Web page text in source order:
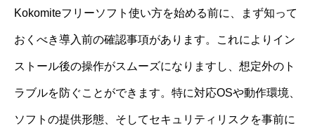
Kokomiteフリーソフト使い方を始める前に、まず知って
おくべき導入前の確認事項があります。これによりイン
ストール後の操作がスムーズになりますし、想定外のト
ラブルを防ぐことができます。特に対応OSや動作環境、
ソフトの提供形態、そしてセキュリティリスクを事前に